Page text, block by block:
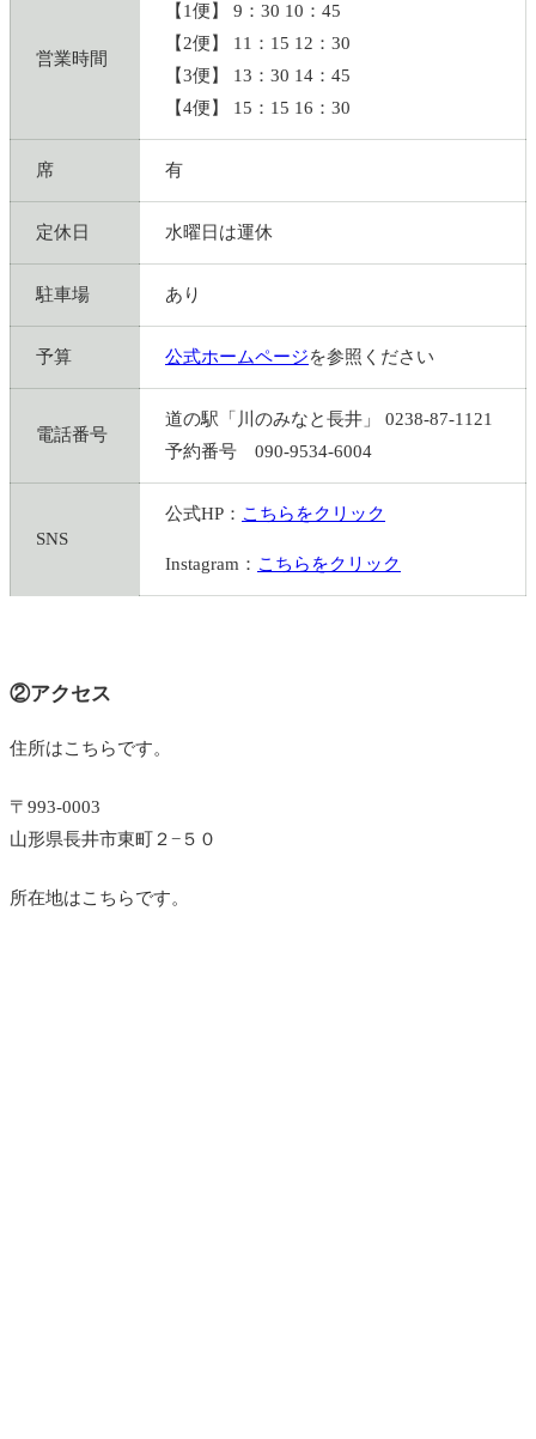
営業時間
【1便】 9：30 10：45
【2便】 11：15 12：30
【3便】 13：30 14：45
【4便】 15：15 16：30
席 有
定休日 水曜日は運休
駐車場 あり
予算 公式ホームページを参照ください
電話番号
道の駅「川のみなと長井」 0238-87-1121
予約番号 090-9534-6004
SNS
公式HP： こちらをクリック
Instagram： こちらをクリック
②アクセス
住所はこちらです。
〒993-0003
山形県長井市東町２−５０
所在地はこちらです。